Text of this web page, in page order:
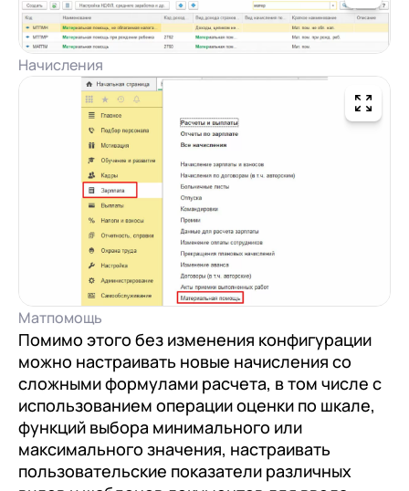
Начисления
Матпомощь
Помимо этого без изменения конфигурации
можно настраивать новые начисления со
сложными формулами расчета, в том числе с
использованием операции оценки по шкале,
функций выбора минимального или
максимального значения, настраивать
пользовательские показатели различных